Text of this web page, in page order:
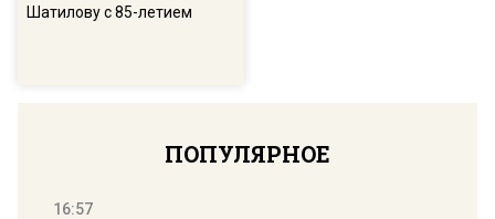
Шатилову с 85-летием
ПОПУЛЯРНОЕ
16:57